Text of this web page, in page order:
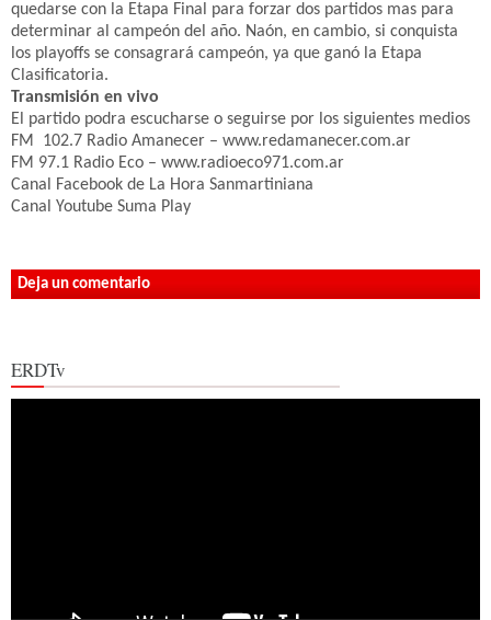
quedarse con la Etapa Final para forzar dos partidos mas para
determinar al campeón del año. Naón, en cambio, si conquista
los playoffs se consagrará campeón, ya que ganó la Etapa
Clasificatoria.
Transmisión en vivo
El partido podra escucharse o seguirse por los siguientes medios
FM 102.7 Radio Amanecer – www.redamanecer.com.ar
FM 97.1 Radio Eco – www.radioeco971.com.ar
Canal Facebook de La Hora Sanmartiniana
Canal Youtube Suma Play
Deja un comentario
ERDTv